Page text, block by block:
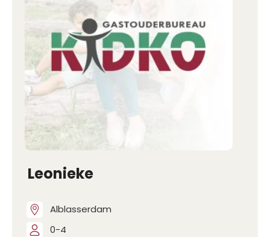
Leonieke
Alblasserdam
0-4